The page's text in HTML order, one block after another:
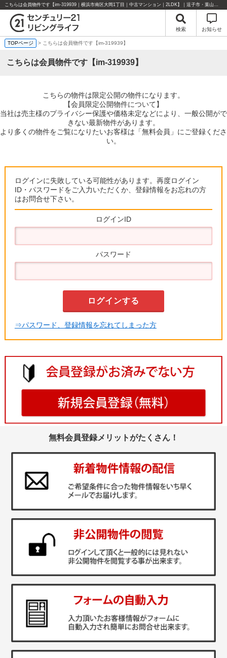
こちらは会員物件です【im-319939｜横浜市南区大岡1丁目｜中古マンション｜2LDK】｜逗子市・葉山町・湘南エリアの不動産のことならセンチュリー21リビングライフにお任せください！
検索 お知らせ
TOPページ > こちらは会員物件です【im-319939】
こちらは会員物件です【im-319939】
こちらの物件は限定公開の物件になります。
【会員限定公開物件について】
当社は売主様のプライバシー保護や価格未定などにより、一般公開がで
きない最新物件があります。
より多くの物件をご覧になりたいお客様は「無料会員」にご登録くださ
い。
ログインに失敗している可能性があります。再度ログイン
ID・パスワードをご入力いただくか、登録情報をお忘れの方
はお問合せ下さい。
ログインID
パスワード
⇒パスワード、登録情報を忘れてしまった方
無料会員登録メリットがたくさん！